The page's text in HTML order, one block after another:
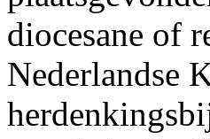
diocesane of
Nederlandse